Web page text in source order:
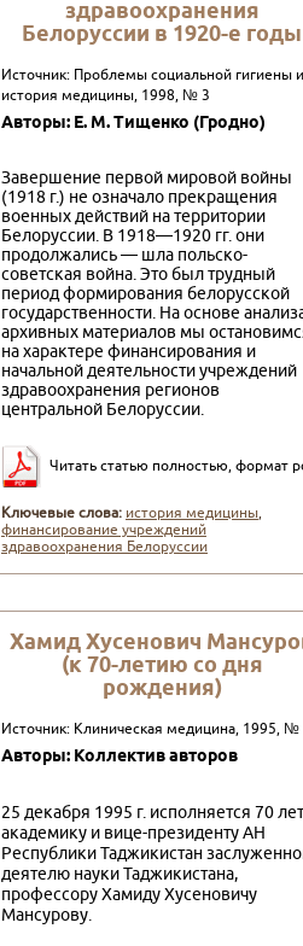
здравоохранения
Белоруссии в 1920-е годы
Источник: Проблемы социальной гигиены и
история медицины, 1998, № 3
Авторы: Е. М. Тищенко (Гродно)
Завершение первой мировой войны
(1918 г.) не означало прекращения
военных действий на территории
Белоруссии. В 1918—1920 гг. они
продолжались — шла польско-
советская война. Это был трудный
период формирования белорусской
государственности. На основе
архивных материалов мы
на характере финансирования и
начальной деятельности учреждений
здравоохранения регионов
центральной Белоруссии.
Читать статью полностью, формат
Ключевые слова: история медицины,
финансирование учреждений
здравоохранения Белоруссии
Хамид Хусенович
(к 70-летию со дня
рождения)
Источник: Клиническая медицина, 1995, №
Авторы: Коллектив авторов
25 декабря 1995 г. исполняется 70 лет
академи­ку и вице-президенту АН
Республики Таджикис­тан
деятелю науки Таджикистана,
профессору Хамиду Хусеновичу
Мансурову.